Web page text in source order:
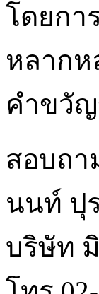
โดยกา
หลาก
คำขวัญ
สอบถา
นนท์ ปุ
บริษัท